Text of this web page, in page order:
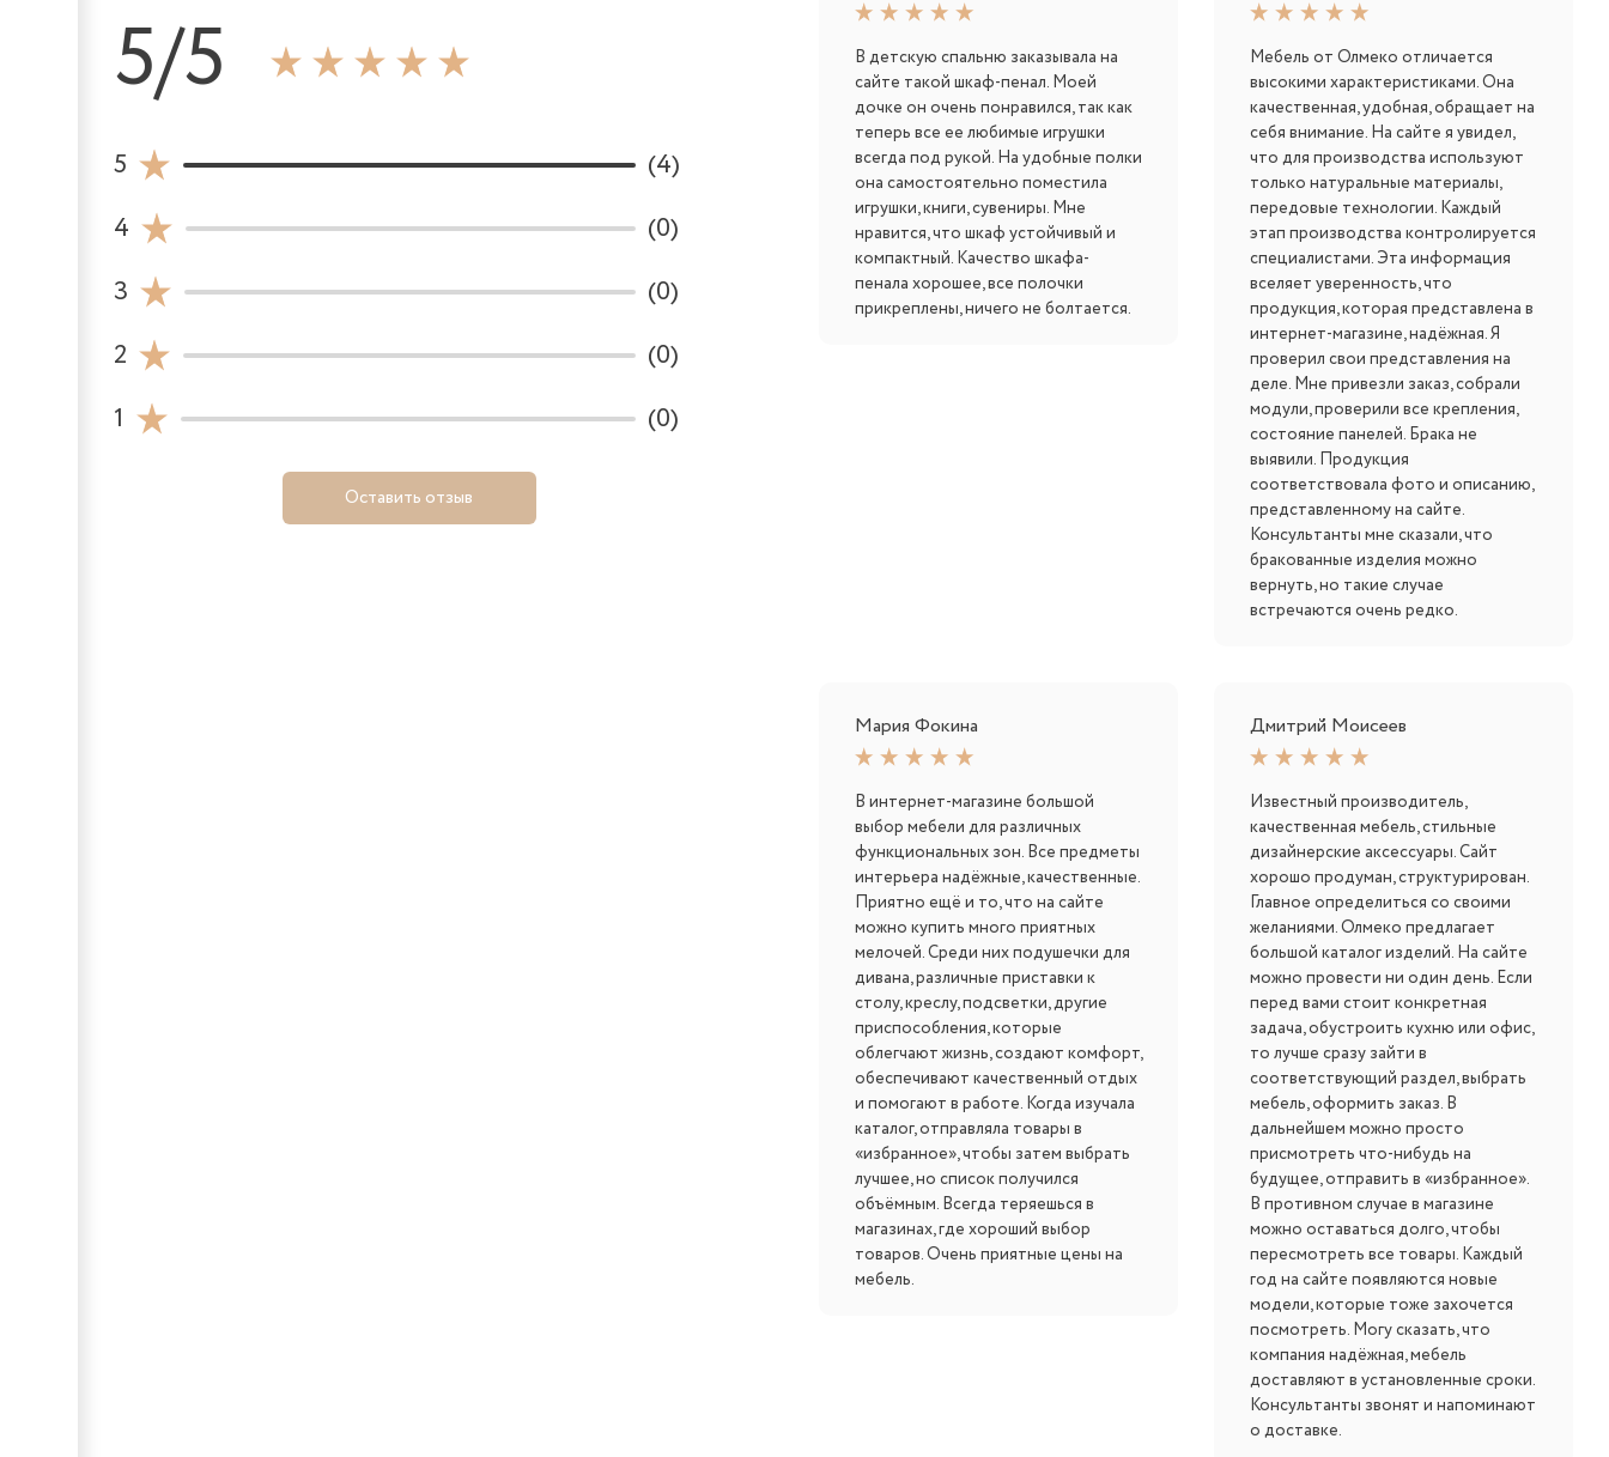
5/5
5
(4)
4
(0)
3
(0)
2
(0)
1
(0)
Оставить отзыв
В детскую спальню заказывала на
сайте такой шкаф-пенал. Моей
дочке он очень понравился, так как
теперь все ее любимые игрушки
всегда под рукой. На удобные полки
она самостоятельно поместила
игрушки, книги, сувениры. Мне
нравится, что шкаф устойчивый и
компактный. Качество шкафа-
пенала хорошее, все полочки
прикреплены, ничего не болтается.
Мария Фокина
В интернет-магазине большой
выбор мебели для различных
функциональных зон. Все предметы
интерьера надёжные, качественные.
Приятно ещё и то, что на сайте
можно купить много приятных
мелочей. Среди них подушечки для
дивана, различные приставки к
столу, креслу, подсветки, другие
приспособления, которые
облегчают жизнь, создают комфорт,
обеспечивают качественный отдых
и помогают в работе. Когда изучала
каталог, отправляла товары в
«избранное», чтобы затем выбрать
лучшее, но список получился
объёмным. Всегда теряешься в
магазинах, где хороший выбор
товаров. Очень приятные цены на
мебель.
Мебель от Олмеко отличается
высокими характеристиками. Она
качественная, удобная, обращает на
себя внимание. На сайте я увидел,
что для производства используют
только натуральные материалы,
передовые технологии. Каждый
этап производства контролируется
специалистами. Эта информация
вселяет уверенность, что
продукция, которая представлена в
интернет-магазине, надёжная. Я
проверил свои представления на
деле. Мне привезли заказ, собрали
модули, проверили все крепления,
состояние панелей. Брака не
выявили. Продукция
соответствовала фото и описанию,
представленному на сайте.
Консультанты мне сказали, что
бракованные изделия можно
вернуть, но такие случае
встречаются очень редко.
Дмитрий Моисеев
Известный производитель,
качественная мебель, стильные
дизайнерские аксессуары. Сайт
хорошо продуман, структурирован.
Главное определиться со своими
желаниями. Олмеко предлагает
большой каталог изделий. На сайте
можно провести ни один день. Если
перед вами стоит конкретная
задача, обустроить кухню или офис,
то лучше сразу зайти в
соответствующий раздел, выбрать
мебель, оформить заказ. В
дальнейшем можно просто
присмотреть что-нибудь на
будущее, отправить в «избранное».
В противном случае в магазине
можно оставаться долго, чтобы
пересмотреть все товары. Каждый
год на сайте появляются новые
модели, которые тоже захочется
посмотреть. Могу сказать, что
компания надёжная, мебель
доставляют в установленные сроки.
Консультанты звонят и напоминают
о доставке.